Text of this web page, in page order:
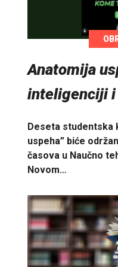
Anatomija
inteligenciji
Deseta studentska
uspeha” biće
časova u Naučno
Novom…